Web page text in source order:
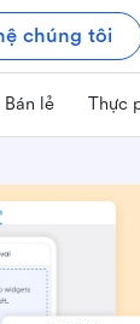
chúng tôi
Bán lẻ Thực